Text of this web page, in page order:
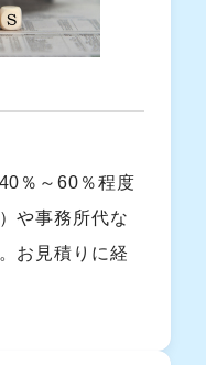
％～60％程度
や事務所代な
お見積りに経